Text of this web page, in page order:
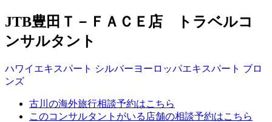
JTB豊田Ｔ－ＦＡＣＥ店 トラベルコ
ンサルタント
ハワイ エキスパート シルバーヨーロッパエキスパート ブロ
ンズ
古川の海外旅行相談予約はこちら
このコンサルタントがいる店舗の相談予約はこちら